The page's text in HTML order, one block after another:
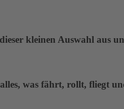
kleinen Auswahl aus
was fährt, rollt, fliegt